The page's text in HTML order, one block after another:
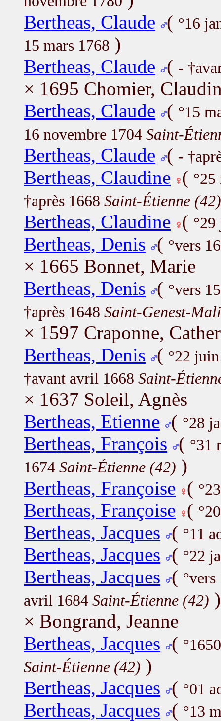
Bertheas, Claude ( °16
15 mars 1768 )
Bertheas, Claude ( -
× 1695 Chomier,
Bertheas, Claude ( °15
16 novembre 1704 Saint-
Bertheas, Claude ( -
Bertheas, Claudine (
†après 1668 Saint-Étienne (42)
Bertheas, Claudine (
Bertheas, Denis ( °vers
× 1665 Bonnet, Marie
Bertheas, Denis ( °vers
†après 1648 Saint-Genest-
× 1597 Craponne,
Bertheas, Denis ( °22
†avant avril 1668 Saint-
× 1637 Soleil, Agnès
Bertheas, Etienne ( °28
Bertheas, François ( °31
1674 Saint-Étienne (42) )
Bertheas, Françoise (
Bertheas, Françoise (
Bertheas, Jacques ( °11
Bertheas, Jacques ( °22
Bertheas, Jacques (
avril 1684 Saint-Étienne (42) )
× Bongrand, Jeanne
Bertheas, Jacques (
Saint-Étienne (42) )
Bertheas, Jacques ( °01
Bertheas, Jacques ( °13